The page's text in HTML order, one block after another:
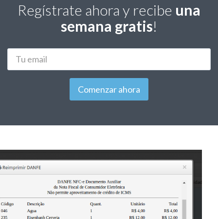
Regístrate ahora y recibe una
semana gratis!
Comenzar ahora